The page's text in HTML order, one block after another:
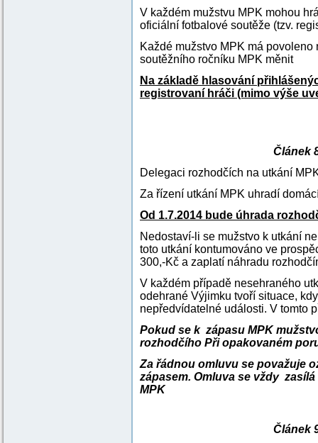
V každém mužstvu MPK mohou
oficiální fotbalové soutěže (tzv.
Každé mužstvo MPK má
soutěžního ročníku MPK měnit
Na základě hlasování
registrovaní hráči (mimo výše
Článek
Delegaci rozhodčích na utkání
Za řízení utkání MPK uhradí
Od 1.7.2014 bude úhrada
Nedostaví-li se mužstvo k utkání
toto utkání kontumováno ve
300,-Kč a zaplatí náhradu
V každém případě nesehraného
odehrané Výjimku tvoří situace,
nepředvídatelné události. V tomto
Pokud se k zápasu MPK
rozhodčího Při opakovaném
Za řádnou omluvu se považuje
zápasem. Omluva se vždy
MPK
Článek